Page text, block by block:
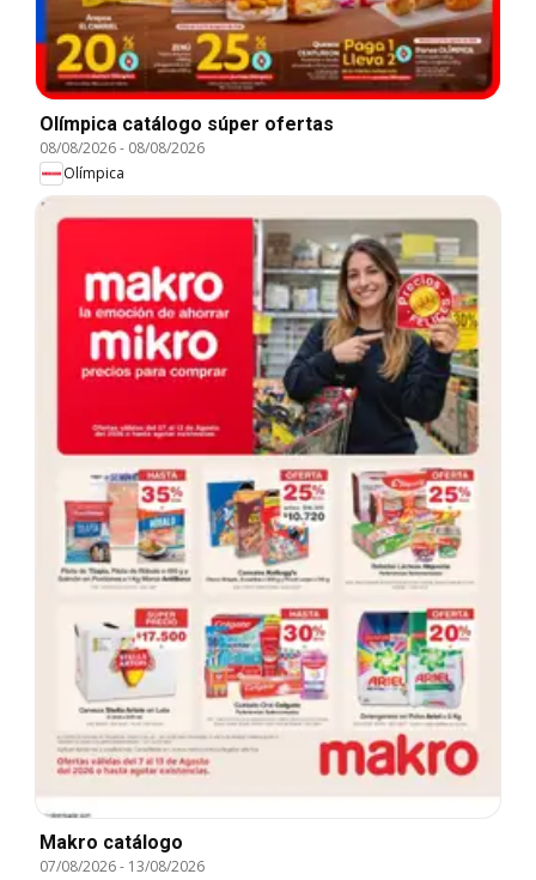
Olímpica catálogo súper ofertas
08/08/2026- 08/08/2026
Olímpica
Makro catálogo
07/08/2026- 13/08/2026